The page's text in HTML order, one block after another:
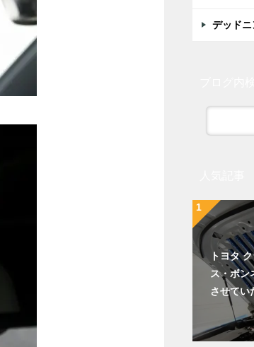
デッド
トヨタ
ス・ボン
させてい